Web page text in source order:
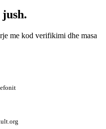
jush.
me kod verifikimi dhe masa